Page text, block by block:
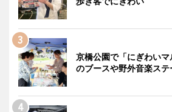
京橋公園で「にぎわい
のブースや野外音楽ステ